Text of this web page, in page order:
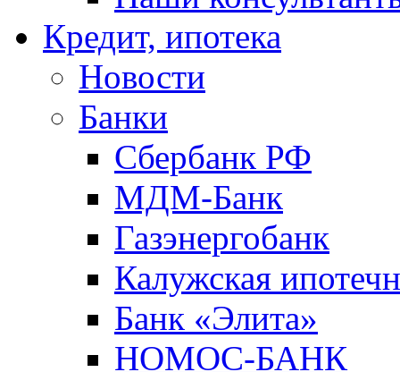
Кредит, ипотека
Новости
Банки
Сбербанк РФ
МДМ-Банк
Газэнергобанк
Калужская
Банк «Элита»
НОМОС-БАНК